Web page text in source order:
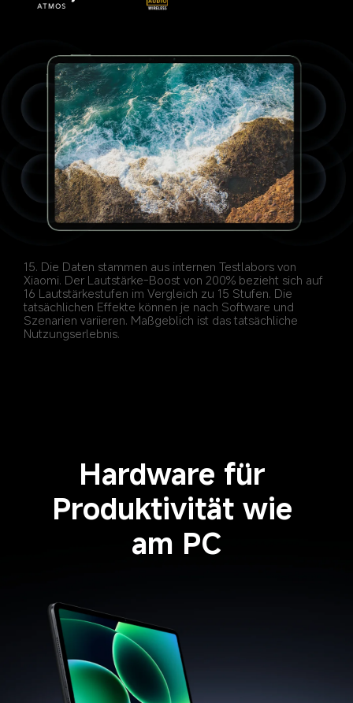
15. Die Daten stammen aus internen Testlabors von
Xiaomi. Der Lautstärke-Boost von 200% bezieht sich auf
16 Lautstärkestufen im Vergleich zu 15 Stufen. Die
tatsächlichen Effekte können je nach Software und
Szenarien variieren. Maßgeblich ist das tatsächliche
Hardware für
Produktivität wie
am PC